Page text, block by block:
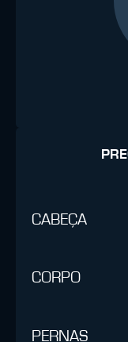
CABEÇA
CORPO
PERNAS